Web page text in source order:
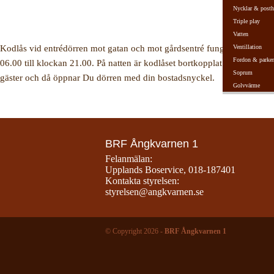
Nycklar &
Triple play
Vatten
Ventillation
Fordon &
Soprum
Golvvärme
Kodlås vid entrédörren mot gatan och mot gårdsentré fungerar mellan
06.00 till klockan 21.00. På natten är kodlåset bortkopplat för att
gäster och då öppnar Du dörren med din bostadsnyckel.
BRF Ångkvarnen 1
Felanmälan:
Upplands Boservice, 018-187401
Kontakta styrelsen:
styrelsen@angkvarnen.se
© Copyright 2026 - BRF Ångkvarnen 1